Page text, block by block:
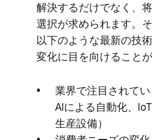
解決するだけでなく、​
選択が​求められます。​
以下のような​最新の​技
変化に​目を​向ける​ことが​
業界で​注目されてい
AIに​よる​自動化、​
生産設備）